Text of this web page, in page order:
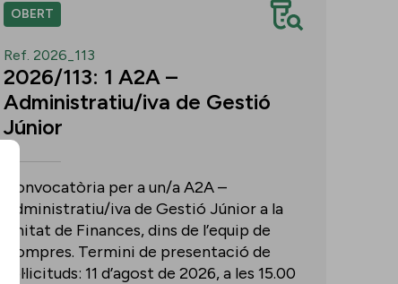
OBERT
Ref. 2026_113
2026/113: 1 A2A –
Administratiu/iva de Gestió
Júnior
Convocatòria per a un/a A2A –
Administratiu/iva de Gestió Júnior a la
Unitat de Finances, dins de l’equip de
Compres. Termini de presentació de
sol·licituds: 11 d’agost de 2026, a les 15.00